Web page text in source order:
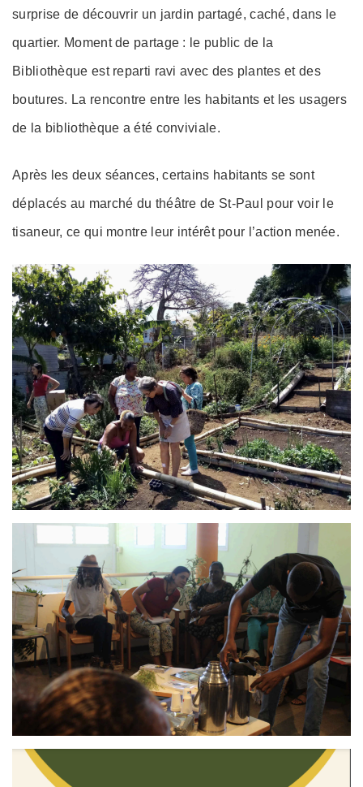
surprise de découvrir un jardin partagé, caché, dans le
quartier. Moment de partage : le public de la
Bibliothèque est reparti ravi avec des plantes et des
boutures. La rencontre entre les habitants et les usagers
de la bibliothèque a été conviviale.
Après les deux séances, certains habitants se sont
déplacés au marché du théâtre de St-Paul pour voir le
tisaneur, ce qui montre leur intérêt pour l’action menée.